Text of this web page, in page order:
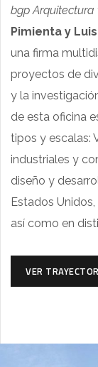
bgp Arquitectura
Pimienta y
una firma
proyectos de
y la
de esta oficina
tipos y escalas:
industriales y
diseño y
Estados Unidos,
así como en
VER